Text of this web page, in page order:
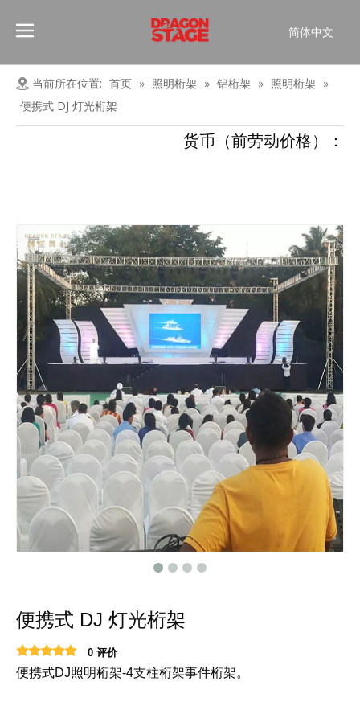
简体中文
Pусский
Français
العربية
当前所在位置: 首页 » 照明桁架 » 铝桁架 » 照明桁架 »
便携式 DJ 灯光桁架
货币（前劳动价格）：
便携式 DJ 灯光桁架
0 评价
便携式DJ照明桁架-4支柱桁架事件桁架。